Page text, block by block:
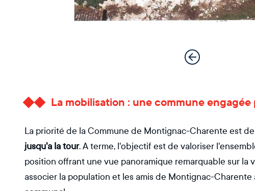
La mobilisation : une commune
La priorité de la Commune de Montignac-Charente est de
jusqu'a la tour. A terme, l'objectif est de valoriser
position offrant une vue panoramique remarquable sur la
associer la population et les amis de Montignac-